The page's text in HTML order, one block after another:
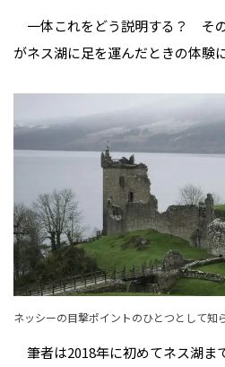
一体これをどう説明する？ そ
がネス湖に足を運んだときの体験
ネッシーの目撃ポイントのひとつとして知
筆者は2018年に初めてネス湖ま